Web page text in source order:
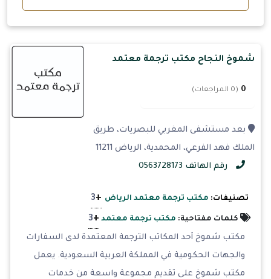
شموخ النجاح مكتب ترجمة معتمد
0 (0 المراجعات)
بعد مستشفى المغربي للبصريات، طريق
الملك فهد الفرعي، المحمدية، الرياض 11211
رقم الهاتف 0563728173
تصنيفات: مكتب ترجمة معتمد الرياض +
3
كلمات مفتاحية: مكتب ترجمة معتمد +
3
مكتب شموخ أحد المكاتب الترجمة المعتمدة لدى السفارات
والجهات الحكومية في المملكة العربية السعودية. يعمل
مكتب شموخ على تقديم مجموعة واسعة من خدمات